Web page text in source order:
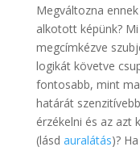
Megváltozna
alkotott képünk?
megcímkézve
logikát követve
fontosabb, mint
határát
érzékelni és az azt
(lásd auralátás)?